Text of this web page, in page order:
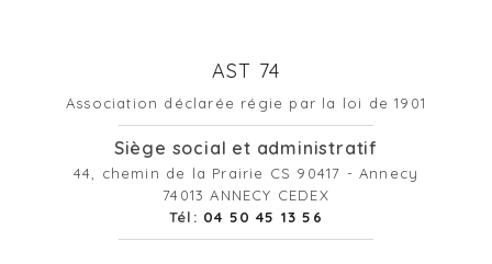
AST 74
Association déclarée régie par la loi de 1901
Siège social et administratif
44, chemin de la Prairie CS 90417 - Annecy
74013 ANNECY CEDEX
Tél: 04 50 45 13 56